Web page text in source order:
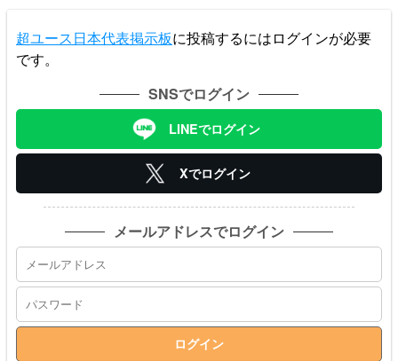
超ユース日本代表掲示板に投稿するにはログインが必要
です。
SNSでログイン
LINEでログイン
Xでログイン
メールアドレスでログイン